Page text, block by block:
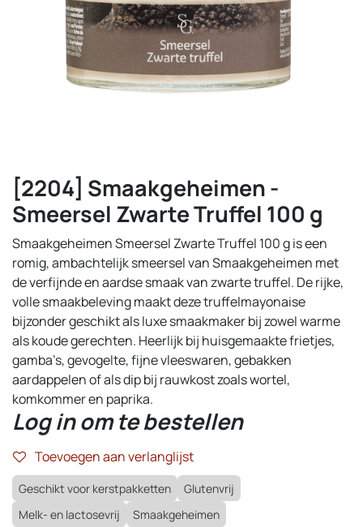
[2204] Smaakgeheimen -
Smeersel Zwarte Truffel 100 g
Smaakgeheimen Smeersel Zwarte Truffel 100 g is een
romig, ambachtelijk smeersel van Smaakgeheimen met
de verfijnde en aardse smaak van zwarte truffel. De rijke,
volle smaakbeleving maakt deze truffelmayonaise
bijzonder geschikt als luxe smaakmaker bij zowel warme
als koude gerechten. Heerlijk bij huisgemaakte frietjes,
gamba’s, gevogelte, fijne vleeswaren, gebakken
aardappelen of als dip bij rauwkost zoals wortel,
komkommer en paprika.
Log in om te bestellen
Toevoegen aan verlanglijst
Geschikt voor kerstpakketten
Glutenvrij
Melk- en lactosevrij
Smaakgeheimen